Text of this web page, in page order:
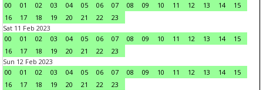
00
01 02 03 04 05 06 07 08 09 10 11 12 13 14
15
16
17 18 19 20 21 22
23
Sat 11 Feb 2023
00
01 02 03 04 05 06 07 08 09 10 11 12 13 14
15
16
17 18 19 20 21 22
23
Sun 12 Feb 2023
00
01 02 03 04 05 06 07 08 09 10 11 12 13 14
15
16
17 18 19 20 21 22
23